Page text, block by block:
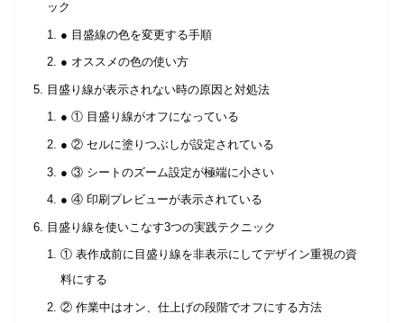
ック
● 目盛線の色を変更する手順
● オススメの色の使い方
目盛り線が表示されない時の原因と対処法
● ① 目盛り線がオフになっている
● ② セルに塗りつぶしが設定されている
● ③ シートのズーム設定が極端に小さい
● ④ 印刷プレビューが表示されている
目盛り線を使いこなす3つの実践テクニック
① 表作成前に目盛り線を非表示にしてデザイン重視の資
料にする
② 作業中はオン、仕上げの段階でオフにする方法